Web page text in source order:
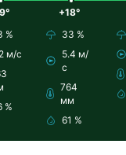
%
м/с
%
+18°
33 %
5.4 м/
с
764
мм
61 %